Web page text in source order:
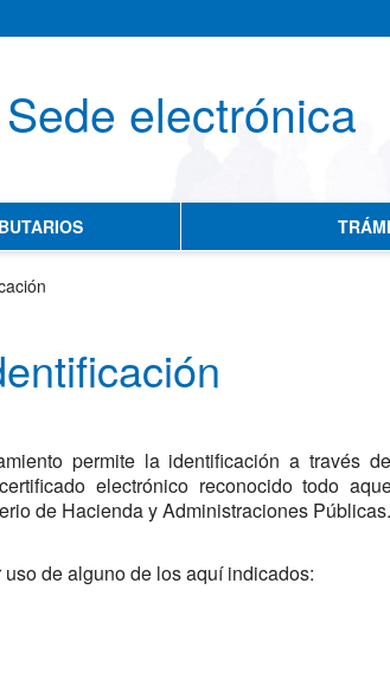
Sede electrónica
permite la identificación a través
electrónico reconocido todo
de Hacienda y Administraciones Públicas.
de alguno de los aquí indicados: